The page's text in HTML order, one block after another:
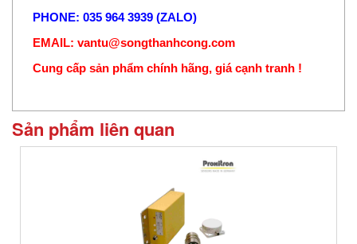
PHONE: 035 964 3939 (ZALO)
EMAIL: vantu@songthanhcong.com
Cung cấp sản phẩm chính hãng, giá cạnh tranh !
Sản phẩm liên quan